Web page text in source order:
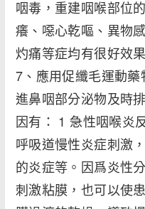
咽毒，重建咽喉部位
癢、噁心乾嘔、異物
灼痛等症均有很好效果
7、應用促纖毛運動
進鼻咽部分泌物及時
因有： 1 急性咽喉炎
呼吸道慢性炎症刺激
的炎症等。因爲炎性
刺激粘膜，也可以使